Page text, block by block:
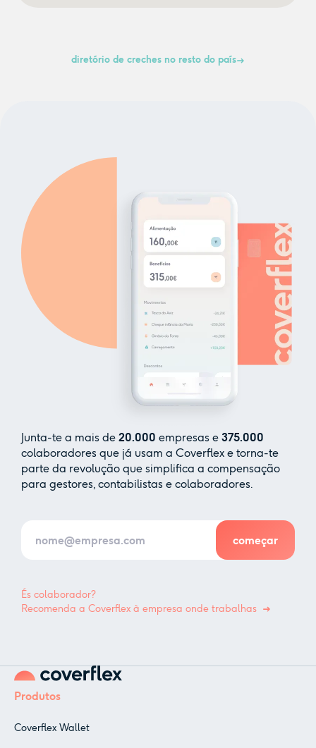
diretório de creches no resto do país
Junta-te a mais de 20.000 empresas e 375.000
colaboradores que já usam a Coverflex e torna-te
parte da revolução que simplifica a compensação
para gestores, contabilistas e colaboradores.
És colaborador?
Recomenda a Coverflex à empresa onde trabalhas
Produtos
Coverflex Wallet